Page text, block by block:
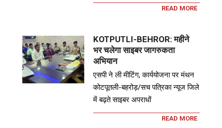
READ MORE
KOTPUTLI-BEHROR: महीने
भर चलेगा साइबर जागरुकता
अभियान
एसपी ने ली मीटिंग, कार्ययोजना पर मंथन
कोटपूतली-बहरोड़/सच पत्रिका न्यूज जिले
में बढ़ते साइबर अपराधों
READ MORE